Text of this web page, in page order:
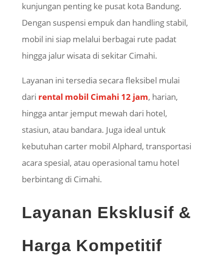
kunjungan penting ke pusat kota Bandung.
Dengan suspensi empuk dan handling stabil,
mobil ini siap melalui berbagai rute padat
hingga jalur wisata di sekitar Cimahi.
Layanan ini tersedia secara fleksibel mulai
dari rental mobil Cimahi 12 jam, harian,
hingga antar jemput mewah dari hotel,
stasiun, atau bandara. Juga ideal untuk
kebutuhan carter mobil Alphard, transportasi
acara spesial, atau operasional tamu hotel
berbintang di Cimahi.
Layanan Eksklusif &
Harga Kompetitif